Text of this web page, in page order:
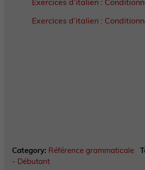
Exercices d’italien :
Exercices d’italien :
Category: Référence grammaticale
- Débutant